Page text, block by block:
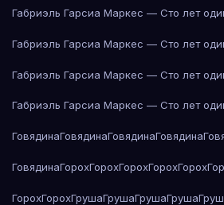
Габриэль Гарсиа Маркес — Сто лет
Габриэль Гарсиа Маркес — Сто лет
Габриэль Гарсиа Маркес — Сто лет
Габриэль Гарсиа Маркес — Сто лет
ГовядинаГовядинаГовядинаГовядина
ГовядинаГорохГорохГорохГорохГорох
ГорохГорохГрушаГрушаГрушаГруша